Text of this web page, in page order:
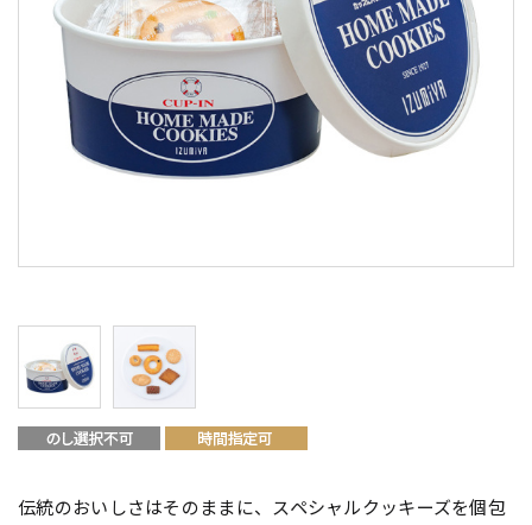
伝統のおいしさはそのままに、スペシャルクッキーズを個包